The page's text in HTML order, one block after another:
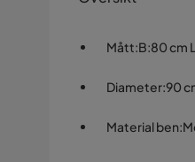
Mått:B:80 cm
Diameter:90
Material ben: